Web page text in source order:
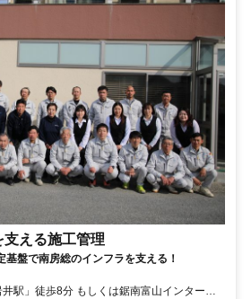
える施工管理
盤で南房総のインフラを支える！
駅」徒歩8分 もしくは鋸南富山インターチ